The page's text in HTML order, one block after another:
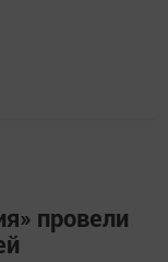
провели